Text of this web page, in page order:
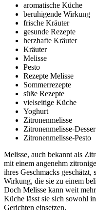
aromatische Küche
beruhigende Wirkung
frische Kräuter
gesunde Rezepte
herzhafte Kräuter
Kräuter
Melisse
Pesto
Rezepte Melisse
Sommerrezepte
süße Rezepte
vielseitige Küche
Yoghurt
Zitronenmelisse
Zitronenmelisse-
Zitronenmelisse-Pesto
Melisse, auch bekannt als
mit einem angenehm
ihres Geschmacks
Wirkung, die sie zu einem
Doch Melisse kann weit
Küche lässt sie sich sowohl
Gerichten einsetzen.